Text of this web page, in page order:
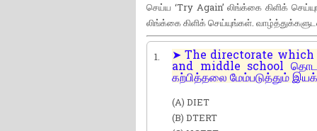
செய்ய ‘Try Again’ லிங்க்கை கிளிக்
லிங்க்கை கிளிக் செய்யுங்கள்.
1. ➤ The directorate
and middle school
கற்பித்தலை மேம்படுத்தும்
(A) DIET
(B) DTERT